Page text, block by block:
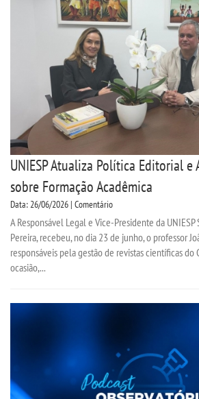
REGULAMENTOS
REGIMENTOS
DISCENTES
MANUAIS
MONITORIA
RESOLUÇÕES
PORTARIAS
LOGIN
WEBMAIL
PORTAL DE PROFESSORES/ACADÊMICO
UNIESP Atualiza Política Editorial e
sobre Formação Acadêmica
Data: 26/06/2026 | Comentário
A Responsável Legal e Vice-Presidente da UNIESP
Pereira, recebeu, no dia 23 de junho, o professor
responsáveis pela gestão de revistas científicas do
ocasião,...